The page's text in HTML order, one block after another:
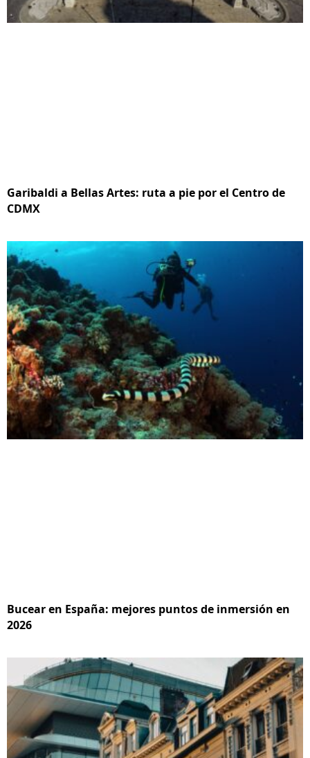
Garibaldi a Bellas Artes: ruta a pie por el Centro de
CDMX
Bucear en España: mejores puntos de inmersión en
2026